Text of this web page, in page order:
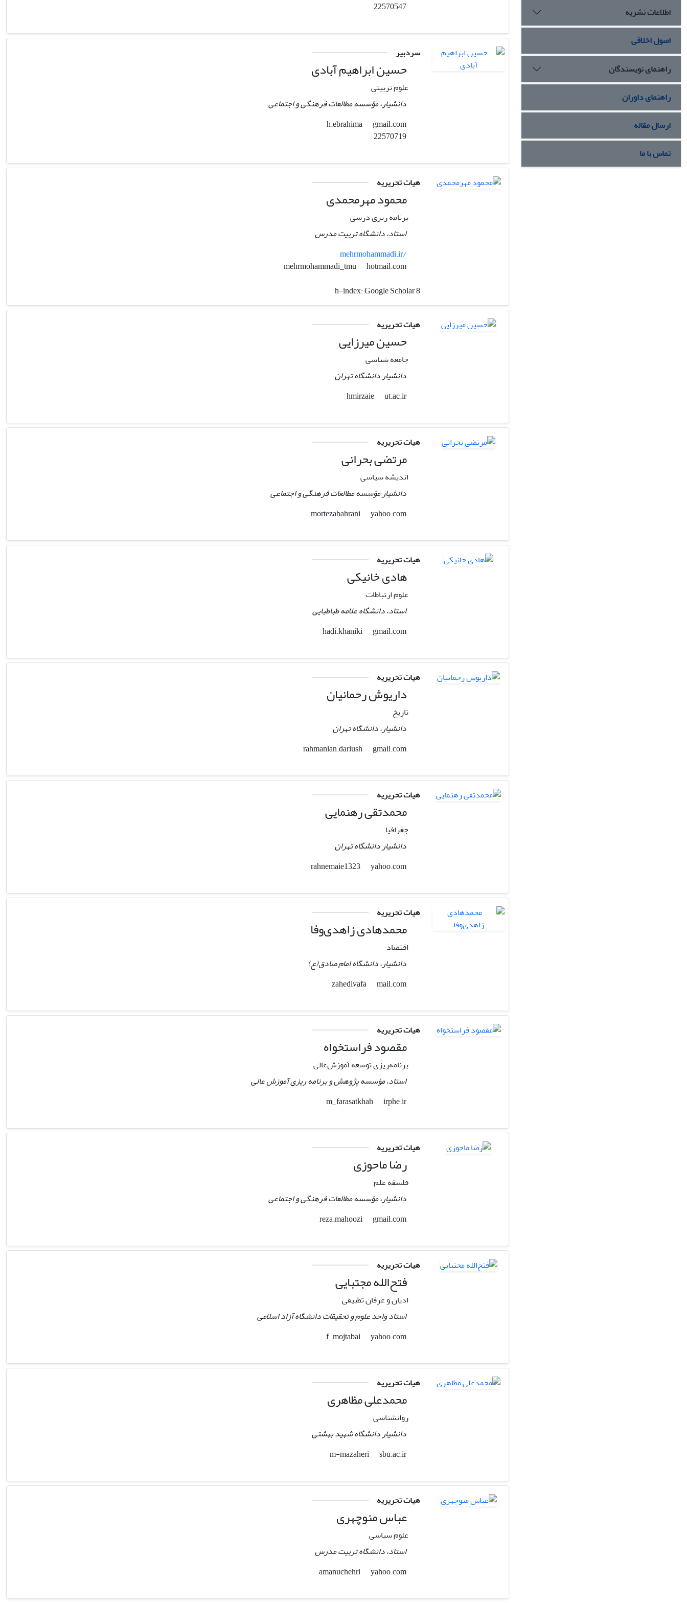
اطلاعات نشریه
اصول اخلاقی
راهنمای نویسندگان
راهنمای داوران
ارسال مقاله
تماس با ما
سردبیر
حسین ابراهیم آبادی
علوم تربیتی
دانشیار، مؤسسه مطالعات فرهنگی و اجتماعی
gmail.com
هیات تحریریه
محمود مهرمحمدی
برنامه ریزی درسی
استاد، دانشگاه تربیت مدرس
mehrmohammadi.ir/
hotmail.com
h-index:Google Scholar 8
هیات تحریریه
حسین میرزایی
جامعه شناسی
دانشیار دانشگاه تهران
hmirzaie
ut.ac.ir
هیات تحریریه
مرتضی بحرانی
اندیشه سیاسی
دانشیار مؤسسه مطالعات فرهنگی و اجتماعی
yahoo.com
هیات تحریریه
هادی خانیکی
علوم ارتباطات
استاد، دانشگاه علامه طباطبایی
gmail.com
هیات تحریریه
داریوش رحمانیان
تاریخ
دانشیار، دانشگاه تهران
gmail.com
هیات تحریریه
محمدتقی رهنمایی
جغرافیا
دانشیار دانشگاه تهران
yahoo.com
هیات تحریریه
محمدهادی زاهدی‌وفا
اقتصاد
دانشیار، دانشگاه امام صادق(ع)
mail.com
هیات تحریریه
مقصود فراستخواه
برنامه‌ریزی توسعه آموزش‌عالی
استاد، مؤسسه پژوهش و برنامه ریزی آموزش عالی
m_farasatkhah
irphe.ir
هیات تحریریه
رضا ماحوزی
فلسفه علم
دانشیار، مؤسسه مطالعات فرهنگی و اجتماعی
gmail.com
هیات تحریریه
فتح‌الله مجتبایی
ادیان و عرفان تطبیقی
استاد واحد علوم و تحقیقات دانشگاه آزاد اسلامی
yahoo.com
هیات تحریریه
محمدعلی مظاهری
روانشناسی
دانشیار دانشگاه شهید بهشتی
m-mazaheri
sbu.ac.ir
هیات تحریریه
عباس منوچهری
علوم سیاسی
استاد، دانشگاه تربیت مدرس
yahoo.com